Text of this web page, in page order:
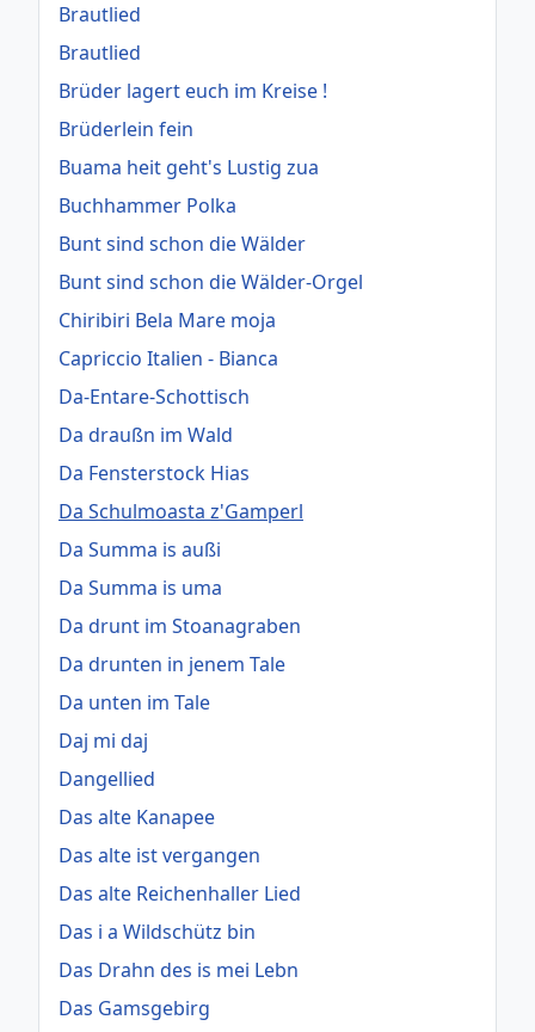
Brautlied
Brautlied
Brüder lagert euch im Kreise !
Brüderlein fein
Buama heit geht's Lustig zua
Buchhammer Polka
Bunt sind schon die Wälder
Bunt sind schon die Wälder-Orgel
Chiribiri Bela Mare moja
Capriccio Italien - Bianca
Da-Entare-Schottisch
Da draußn im Wald
Da Fensterstock Hias
Da Schulmoasta z'Gamperl
Da Summa is außi
Da Summa is uma
Da drunt im Stoanagraben
Da drunten in jenem Tale
Da unten im Tale
Daj mi daj
Dangellied
Das alte Kanapee
Das alte ist vergangen
Das alte Reichenhaller Lied
Das i a Wildschütz bin
Das Drahn des is mei Lebn
Das Gamsgebirg